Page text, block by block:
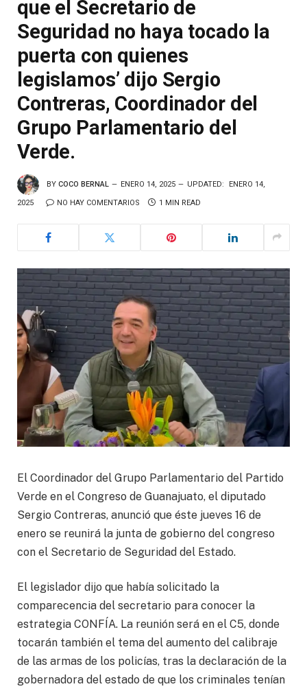
que el Secretario de
Seguridad no haya tocado la
puerta con quienes
legislamos’ dijo Sergio
Contreras, Coordinador del
Grupo Parlamentario del
Verde.
BY COCO BERNAL ENERO 14, 2025 UPDATED: ENERO 14,
2025 NO HAY COMENTARIOS 1 MIN READ
El Coordinador del Grupo Parlamentario del Partido
Verde en el Congreso de Guanajuato, el diputado
Sergio Contreras, anunció que éste jueves 16 de
enero se reunirá la junta de gobierno del congreso
con el Secretario de Seguridad del Estado.
El legislador dijo que había solicitado la
comparecencia del secretario para conocer la
estrategia CONFÍA. La reunión será en el C5, donde
tocarán también el tema del aumento del calibraje
de las armas de los policías, tras la declaración de la
gobernadora del estado de que los criminales tenían